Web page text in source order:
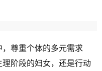
尊重个体的多元需求
阶段的妇女，还是行动